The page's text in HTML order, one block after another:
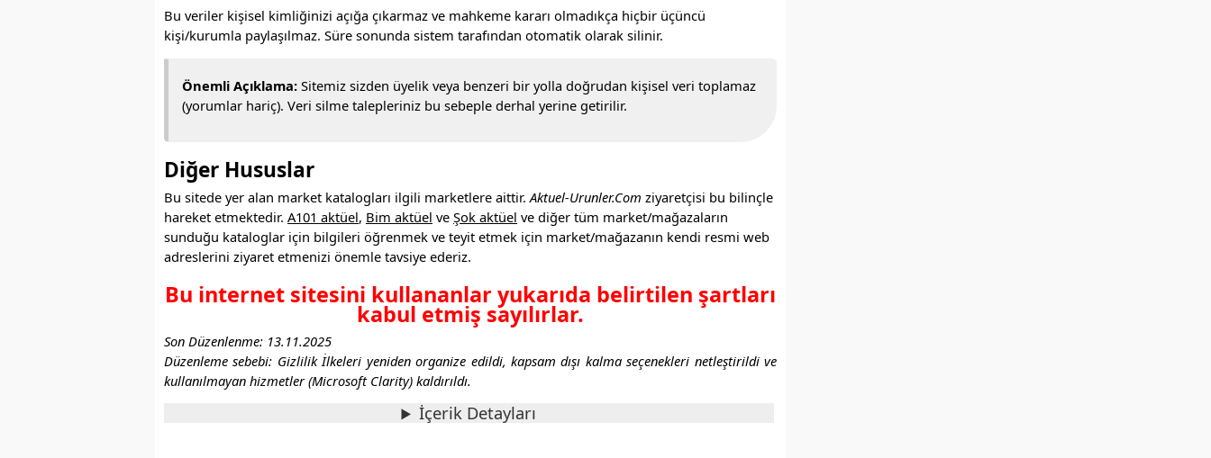
Bu veriler kişisel kimliğinizi açığa çıkarmaz ve mahkeme kararı olmadıkça hiçbir üçüncü
kişi/kurumla paylaşılmaz. Süre sonunda sistem tarafından otomatik olarak silinir.
Önemli Açıklama: Sitemiz sizden üyelik veya benzeri bir yolla doğrudan kişisel veri toplamaz
(yorumlar hariç). Veri silme talepleriniz bu sebeple derhal yerine getirilir.
Diğer Hususlar
Bu sitede yer alan market katalogları ilgili marketlere aittir.Aktuel-Urunler.Com ziyaretçisi bu bilinçle
hareket etmektedir. A101 aktüel, Bim aktüel ve Şok aktüel ve diğer tüm market/mağazaların
sunduğu kataloglar için bilgileri öğrenmek ve teyit etmek için market/mağazanın kendi resmi web
adreslerini ziyaret etmenizi önemle tavsiye ederiz.
Bu internet sitesini kullananlar yukarıda belirtilen şartları
kabul etmiş sayılırlar.
Son Düzenlenme: 13.11.2025
Düzenleme sebebi: Gizlilik İlkeleri yeniden organize edildi, kapsam dışı kalma seçenekleri netleştirildi ve
kullanılmayan hizmetler (Microsoft Clarity) kaldırıldı.
İçerik Detayları